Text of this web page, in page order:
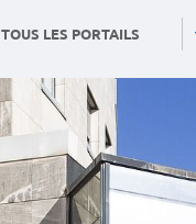
TOUS LES PORTAILS